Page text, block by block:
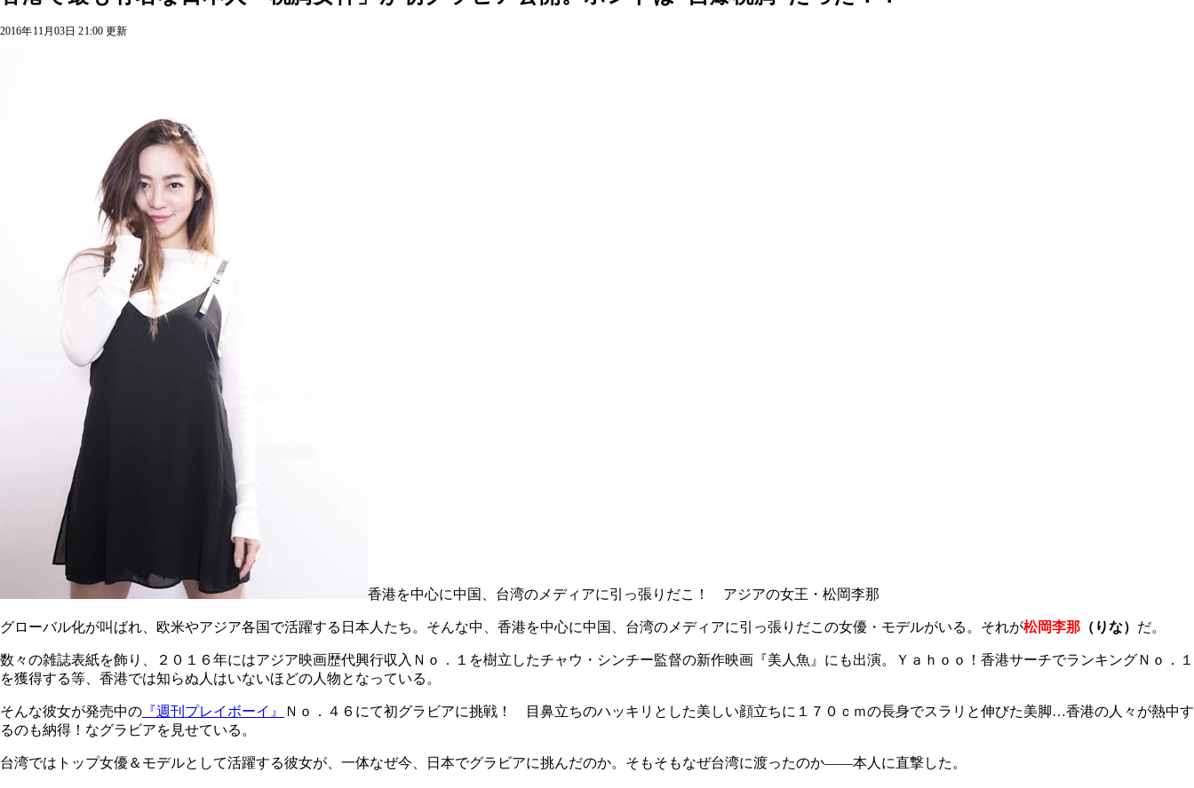
2016年11月03日 21:00 更新
香港を中心に中国、台湾のメディアに引っ張りだこ！ アジアの女王・松岡李那
グローバル化が叫ばれ、欧米やアジア各国で活躍する日本人たち。そんな中、香港を中心に中国、台湾のメディアに引っ張りだこの女優・モデルがいる。それが松岡李那 （りな） だ。
数々の雑誌表紙を飾り、２０１６年にはアジア映画歴代興行収入Ｎｏ．１を樹立したチャウ・シンチー監督の新作映画『美人魚』にも出演。Ｙａｈｏｏ！香港サーチでランキングＮｏ．１
を獲得する等、香港では知らぬ人はいないほどの人物となっている。
そんな彼女が発売中の 『週刊プレイボーイ』
Ｎｏ．４６にて初グラビアに挑戦！ 目鼻立ちのハッキリとした美しい顔立ちに１７０ｃｍの長身でスラリと伸びた美脚…香港の人々が熱中す
るのも納得！なグラビアを見せている。
台湾ではトップ女優＆モデルとして活躍する彼女が、一体なぜ今、日本でグラビアに挑んだのか。そもそもなぜ台湾に渡ったのか――本人に直撃した。